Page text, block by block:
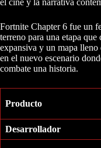
el cine y la narrativa
Fortnite Chapter 6 fue un
terreno para una etapa
expansiva y un mapa lleno
en el nuevo escenario
combate una historia.
Producto
Desarrollador